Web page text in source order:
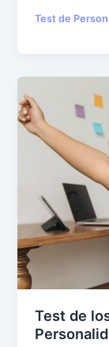
Test de
Test de